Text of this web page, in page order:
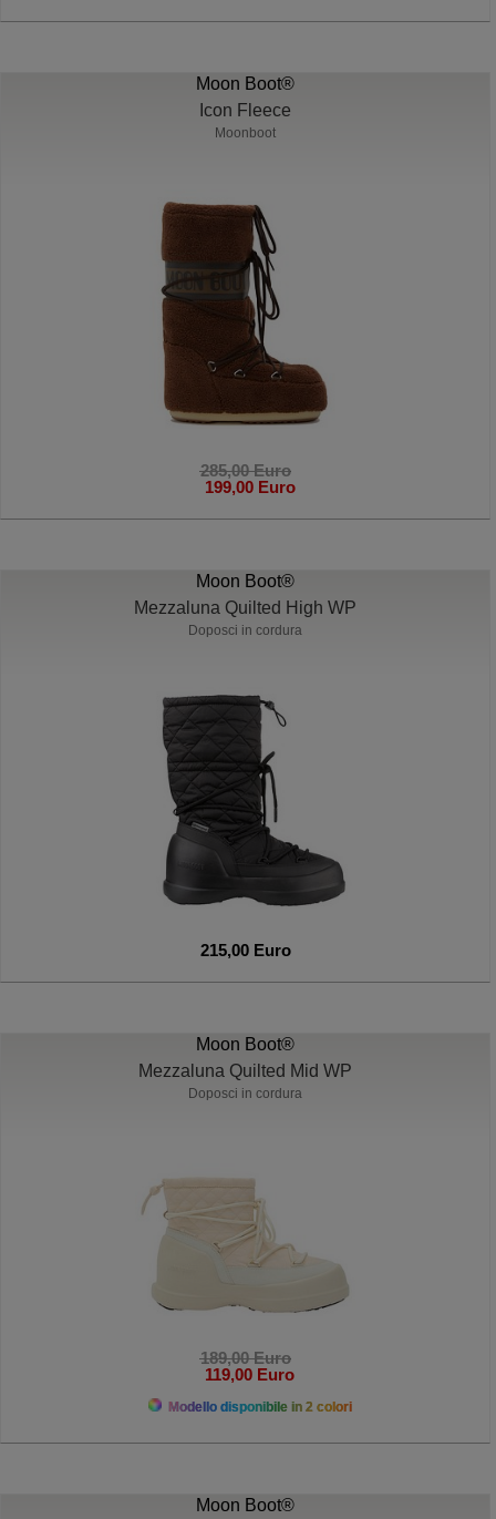
Moon Boot®
Icon Fleece
Moonboot
285,00 Euro
199,00 Euro
Moon Boot®
Mezzaluna Quilted High WP
Doposci in cordura
215,00 Euro
Moon Boot®
Mezzaluna Quilted Mid WP
Doposci in cordura
189,00 Euro
119,00 Euro
Modello disponibile in 2 colori
Moon Boot®